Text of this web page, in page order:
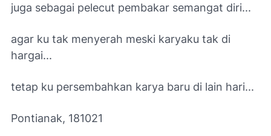
juga sebagai pelecut pembakar semangat diri...
agar ku tak menyerah meski karyaku tak di
hargai...
tetap ku persembahkan karya baru di lain hari...
Pontianak, 181021